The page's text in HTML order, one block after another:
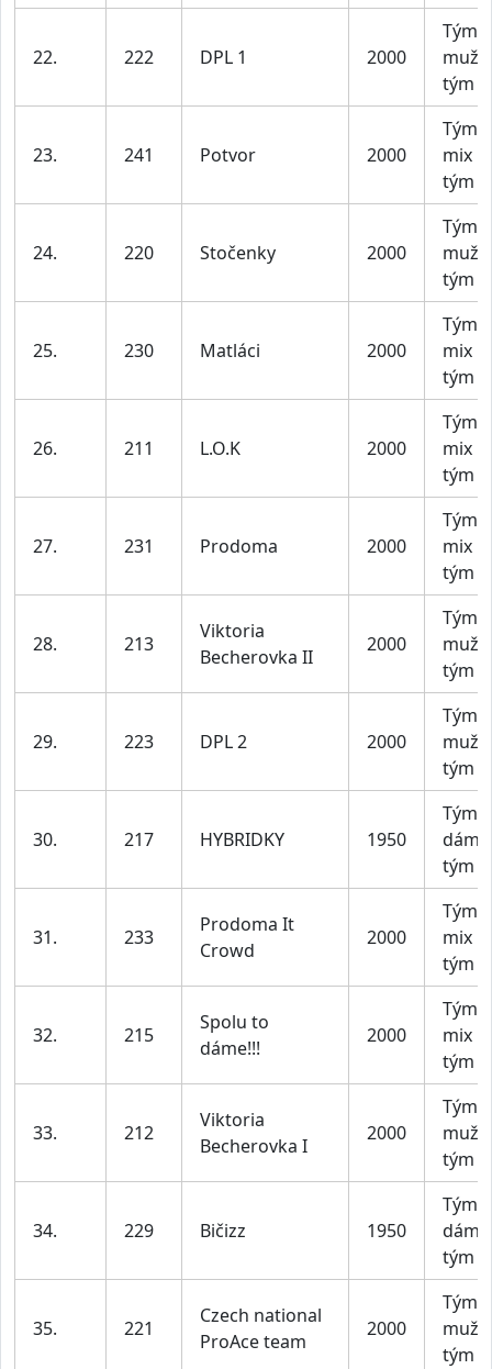
22. 222 DPL 1 2000
Tým
tým
23. 241 Potvor 2000
Tým
mix
tým
24. 220 Stočenky 2000
Tým
tým
25. 230 Matláci 2000
Tým
mix
tým
26. 211 L.O.K 2000
Tým
mix
tým
27. 231 Prodoma 2000
Tým
mix
tým
28. 213
Viktoria
Becherovka II
2000
Tým
tým
29. 223 DPL 2 2000
Tým
tým
30. 217 HYBRIDKY 1950
Tým
tým
31. 233
Prodoma It
Crowd
2000
Tým
mix
tým
32. 215
Spolu to
dáme!!!
2000
Tým
mix
tým
33. 212
Viktoria
Becherovka I
2000
Tým
tým
34. 229 Bičizz 1950
Tým
tým
35. 221
Czech national
ProAce team
2000
Tým
tým